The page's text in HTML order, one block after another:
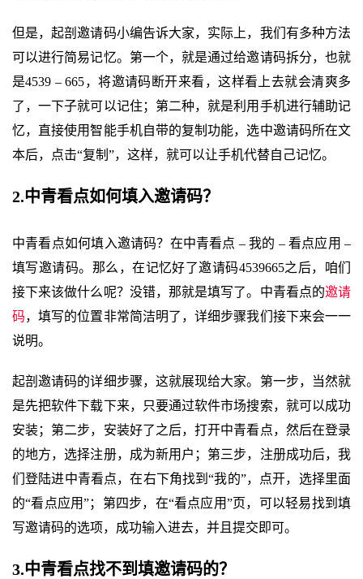
但是，起剖邀请码小编告诉大家，实际上，我们有多种方法
可以进行简易记忆。第一个，就是通过给邀请码拆分，也就
是4539 – 665，将邀请码断开来看，这样看上去就会清爽多
了，一下子就可以记住；第二种，就是利用手机进行辅助记
忆，直接使用智能手机自带的复制功能，选中邀请码所在文
本后，点击“复制”，这样，就可以让手机代替自己记忆。
2.中青看点如何填入邀请码？
中青看点如何填入邀请码？在中青看点 – 我的 – 看点应用 –
填写邀请码。那么，在记忆好了邀请码4539665之后，咱们
接下来该做什么呢？没错，那就是填写了。中青看点的邀请
码，填写的位置非常简洁明了，详细步骤我们接下来会一一
说明。
起剖邀请码的详细步骤，这就展现给大家。第一步，当然就
是先把软件下载下来，只要通过软件市场搜索，就可以成功
安装；第二步，安装好了之后，打开中青看点，然后在登录
的地方，选择注册，成为新用户；第三步，注册成功后，我
们登陆进中青看点，在右下角找到“我的”，点开，选择里面
的“看点应用”；第四步，在“看点应用”页，可以轻易找到填
写邀请码的选项，成功输入进去，并且提交即可。
3.中青看点找不到填邀请码的？